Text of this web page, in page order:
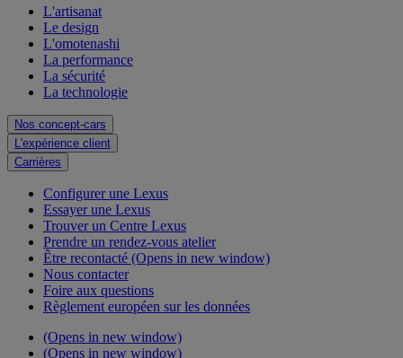
L'artisanat
Le design
L'omotenashi
La performance
La sécurité
La technologie
Nos concept-cars
L'expérience client
Carrières
Configurer une Lexus
Essayer une Lexus
Trouver un Centre Lexus
Prendre un rendez-vous atelier
Être recontacté (Opens in new window)
Nous contacter
Foire aux questions
Règlement européen sur les données
(Opens in new window)
(Opens in new window)